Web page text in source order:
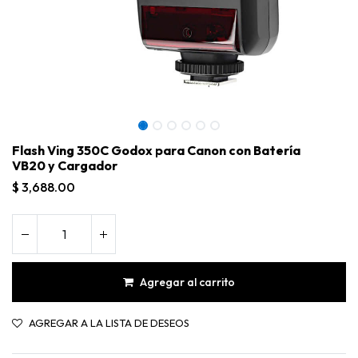
Flash Ving 350C Godox para Canon con Batería
VB20 y Cargador
$ 3,688.00
Agregar al carrito
AGREGAR A LA LISTA DE DESEOS